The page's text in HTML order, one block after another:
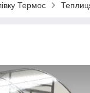
Термос